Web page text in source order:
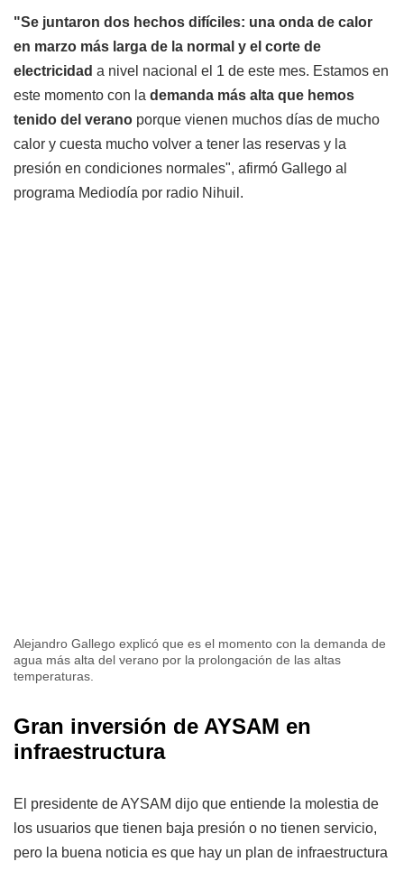
"Se juntaron dos hechos difíciles: una onda de calor
en marzo más larga de la normal y el corte de
electricidad a nivel nacional el 1 de este mes. Estamos en
este momento con la demanda más alta que hemos
tenido del verano porque vienen muchos días de mucho
calor y cuesta mucho volver a tener las reservas y la
presión en condiciones normales", afirmó Gallego al
programa Mediodía por radio Nihuil.
Alejandro Gallego explicó que es el momento con la demanda de
agua más alta del verano por la prolongación de las altas
temperaturas.
Gran inversión de AYSAM en
infraestructura
El presidente de AYSAM dijo que entiende la molestia de
los usuarios que tienen baja presión o no tienen servicio,
pero la buena noticia es que hay un plan de infraestructura